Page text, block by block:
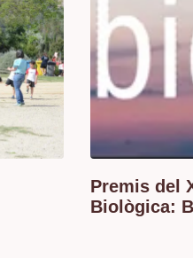
Premis del
Biològica: